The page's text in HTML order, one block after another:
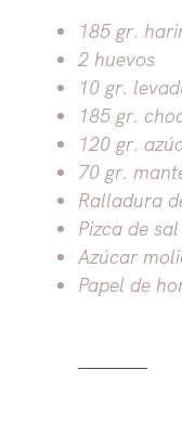
185 gr.
2 huevos
10 gr.
185 gr.
120 gr.
70 gr.
Ralladura
Pizca de sal
Azúcar
Papel de